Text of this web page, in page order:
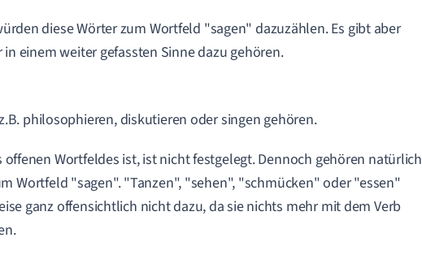
diese Wörter zum Wortfeld "sagen" dazuzählen. Es gibt aber
in einem weiter gefassten Sinne dazu gehören.
philosophieren, diskutieren oder singen gehören.
offenen Wortfeldes ist, ist nicht festgelegt. Dennoch gehören natürlich
Wortfeld "sagen". "Tanzen", "sehen", "schmücken" oder "essen"
ganz offensichtlich nicht dazu, da sie nichts mehr mit dem Verb